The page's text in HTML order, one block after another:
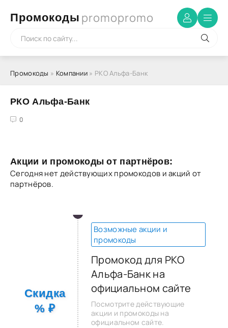
Промокоды promopromo
Промокоды » Компании » РКО Альфа-Банк
РКО Альфа-Банк
0
5
Акции и промокоды от партнёров:
Сегодня нет действующих промокодов и акций от
партнёров.
Скидка
% ₽
Возможные акции и
промокоды
Промокод для РКО
Альфа-Банк на
официальном сайте
Посмотрите действующие
акции и промокоды на
официальном сайте.